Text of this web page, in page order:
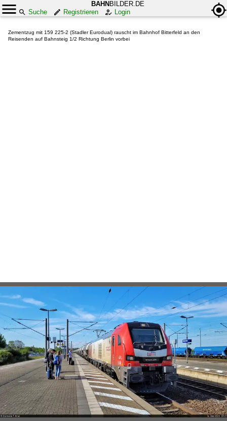
BAHN BILDER.DE
Suche
Registrieren Login
Zementzug mit 159 225-2 (Stadler Eurodual) rauscht im Bahnhof Bitterfeld an den
Reisenden auf Bahnsteig 1/2 Richtung Berlin vorbei